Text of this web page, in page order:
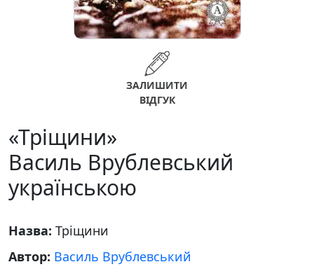
ЗАЛИШИТИ
ВІДГУК
«Тріщини»
Василь Врублевський
українською
Назва: Тріщини
Автор: Василь Врублевський